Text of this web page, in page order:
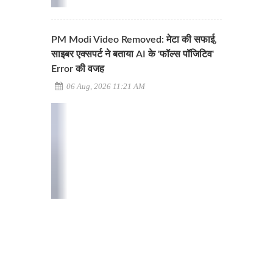
PM Modi Video Removed: मेटा की सफाई,
साइबर एक्सपर्ट ने बताया AI के 'फॉल्स पॉजिटिव'
Error की वजह
06 Aug, 2026 11:21 AM